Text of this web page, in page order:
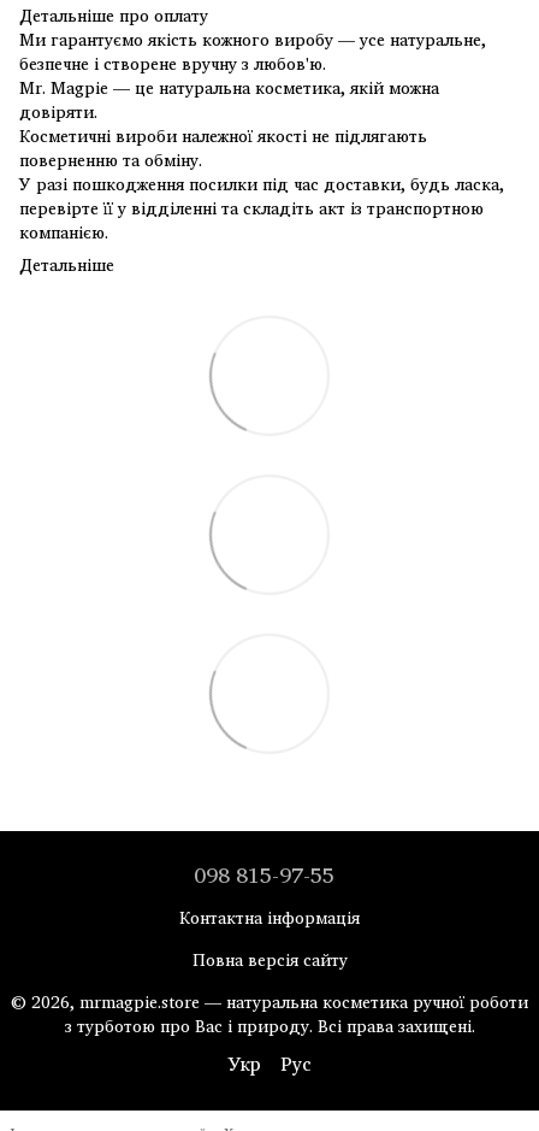
Детальніше про оплату
Ми гарантуємо якість кожного виробу — усе натуральне,
безпечне і створене вручну з любов'ю.
Mr. Magpie — це натуральна косметика, якій можна
довіряти.
Косметичні вироби належної якості не підлягають
поверненню та обміну.
У разі пошкодження посилки під час доставки, будь ласка,
перевірте її у відділенні та складіть акт із транспортною
компанією.
Детальніше
098 815-97-55
Контактна інформація
Повна версія сайту
© 2026, mrmagpie.store — натуральна косметика ручної роботи
з турботою про Вас і природу. Всі права захищені.
Укр Рус